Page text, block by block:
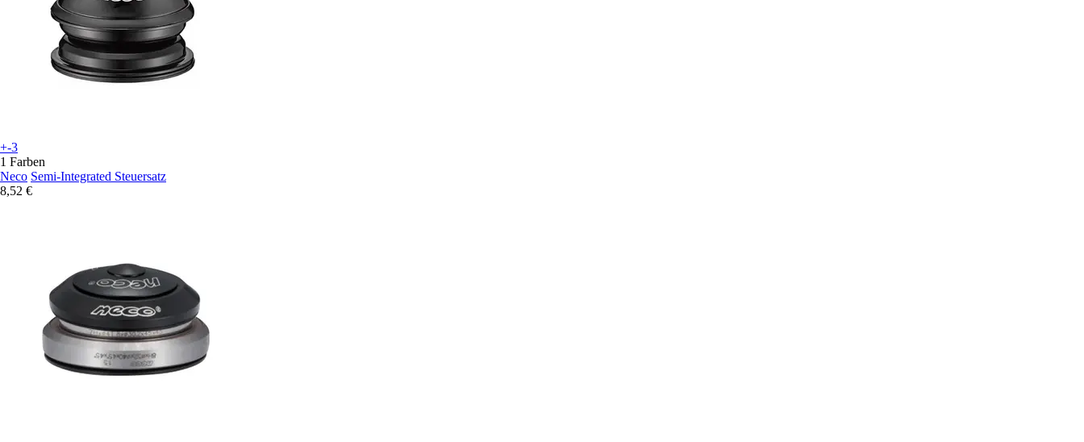
+-3
1 Farben
Neco Semi-Integrated Steuersatz
8,52 €